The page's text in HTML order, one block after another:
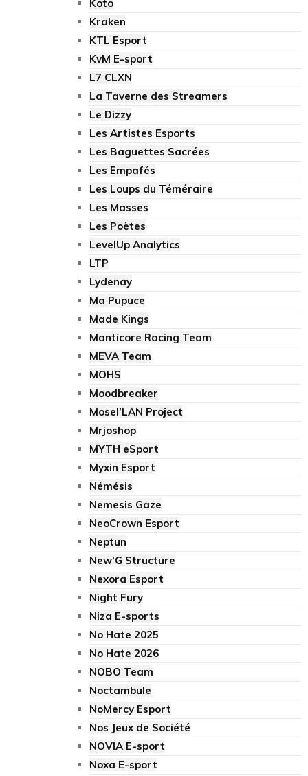
Koto
Kraken
KTL Esport
KvM E-sport
L7 CLXN
La Taverne des Streamers
Le Dizzy
Les Artistes Esports
Les Baguettes Sacrées
Les Empafés
Les Loups du Téméraire
Les Masses
Les Poètes
LevelUp Analytics
LTP
Lydenay
Ma Pupuce
Made Kings
Manticore Racing Team
MEVA Team
MOHS
Moodbreaker
Mosel’LAN Project
Mrjoshop
MYTH eSport
Myxin Esport
Némésis
Nemesis Gaze
NeoCrown Esport
Neptun
New’G Structure
Nexora Esport
Night Fury
Niza E-sports
No Hate 2025
No Hate 2026
NOBO Team
Noctambule
NoMercy Esport
Nos Jeux de Société
NOVIA E-sport
Noxa E-sport